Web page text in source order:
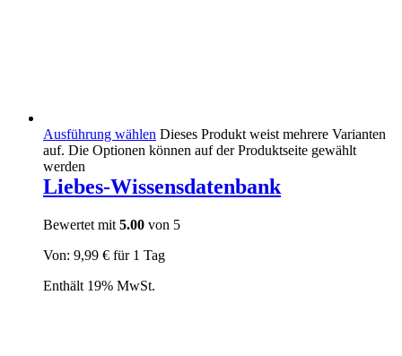
Ausführung wählen Dieses Produkt weist mehrere Varianten
auf. Die Optionen können auf der Produktseite gewählt
werden
Liebes-Wissensdatenbank
Bewertet mit 5.00 von 5
Von: 9,99 € für 1 Tag
Enthält 19% MwSt.